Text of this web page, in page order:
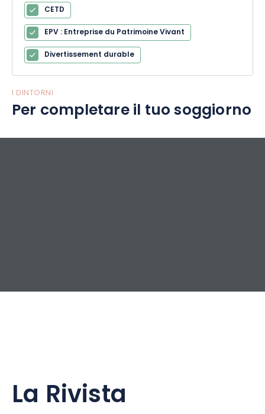
CETD
EPV : Entreprise du Patrimoine Vivant
Divertissement durable
I DINTORNI
Per completare il tuo soggiorno
La Rivista